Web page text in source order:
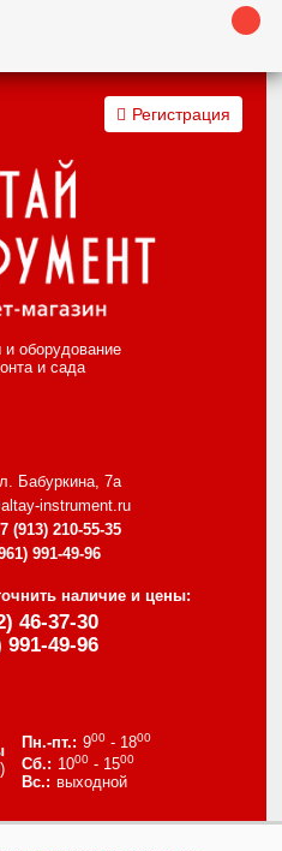
и оборудование
и сада
Бабуркина, 7а
instrument.ru
(913) 210-55-35
991-49-96
наличие и цены:
46-37-30
991-49-96
900- 1800
1000- 1500
выходной
Регистрация